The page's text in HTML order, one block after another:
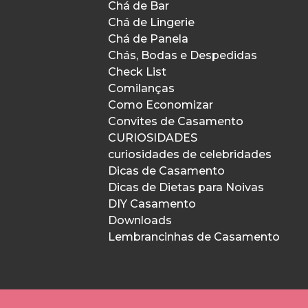
Chá de Bar
Chá de Lingerie
Chá de Panela
Chás, Bodas e Despedidas
Check List
Comilanças
Como Economizar
Convites de Casamento
CURIOSIDADES
curiosidades de celebridades
Dicas de Casamento
Dicas de Dietas para Noivas
DIY Casamento
Downloads
Lembrancinhas de Casamento